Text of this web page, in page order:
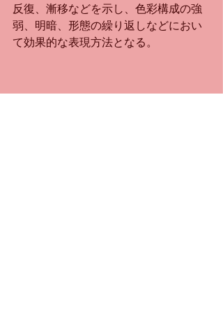
反復、漸移などを示し、色彩構成の強
弱、明暗、形態の繰り返しなどにおい
て効果的な表現方法となる。